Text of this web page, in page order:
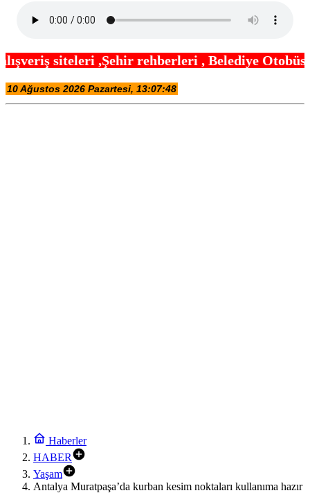
,Şehir rehberleri , Belediye
Haberler
HABER
Yaşam
Antalya Muratpaşa’da kurban kesim noktaları kullanıma hazır